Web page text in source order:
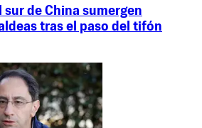
sur de China sumergen
tras el paso del tifón